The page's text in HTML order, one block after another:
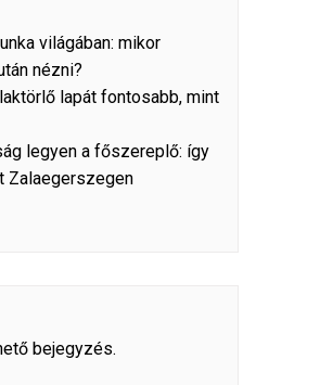
világában: mikor
nézni?
lapát fontosabb, mint
legyen a főszereplő: így
Zalaegerszegen
bejegyzés.